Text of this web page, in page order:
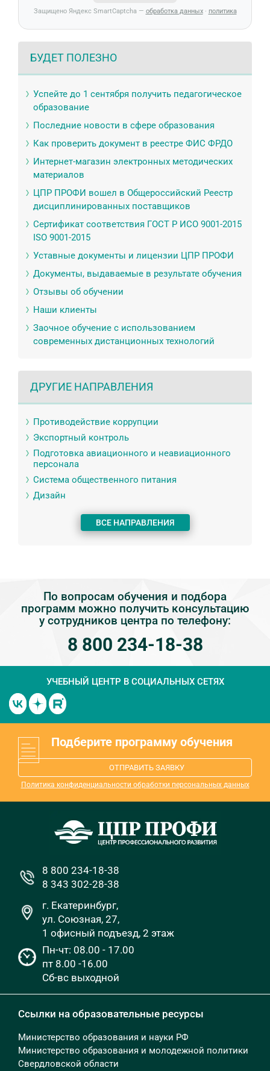
Защищено Яндекс SmartCaptcha — обработка данных· политика
БУДЕТ ПОЛЕЗНО
Успейте до 1 сентября получить педагогическое
образование
Последние новости в сфере образования
Как проверить документ в реестре ФИС ФРДО
Интернет-магазин электронных методических
материалов
ЦПР ПРОФИ вошел в Общероссийский Реестр
дисциплинированных поставщиков
Сертификат соответствия ГОСТ Р ИСО 9001-2015
ISO 9001-2015
Уставные документы и лицензии ЦПР ПРОФИ
Документы, выдаваемые в результате обучения
Отзывы об обучении
Наши клиенты
Заочное обучение с использованием
современных дистанционных технологий
ДРУГИЕ НАПРАВЛЕНИЯ
Противодействие коррупции
Экспортный контроль
Подготовка авиационного и неавиационного
персонала
Система общественного питания
Дизайн
ВСЕ НАПРАВЛЕНИЯ
По вопросам обучения и подбора
программ можно получить консультацию
у сотрудников центра по телефону:
8 800 234-18-38
УЧЕБНЫЙ ЦЕНТР В СОЦИАЛЬНЫХ СЕТЯХ
Подберите программу обучения
ОТПРАВИТЬ ЗАЯВКУ
Политика конфиденциальности обработки персональных данных
8 800 234-18-38
8 343 302-28-38
г. Екатеринбург,
ул. Союзная, 27,
1 офисный подъезд, 2 этаж
Пн-чт: 08.00 - 17.00
пт 8.00 -16.00
Сб-вс выходной
Ссылки на образовательные ресурсы
Министерство образования и науки РФ
Министерство образования и молодежной политики
Свердловской области